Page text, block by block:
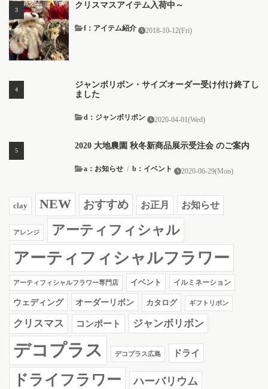
クリスマスアイテム入荷中～
2018-10-12(Fri)
f：アイテム紹介
ジャンボリボン・サイズオーダー受け付け終了し
ました
2020-04-01(Wed)
d：ジャンボリボン
2020 大地農園 秋冬新商品展示受注会 のご案内
2020-06-29(Mon)
a：お知らせ / b：イベント
clay NEW おすすめ お正月 お知らせ
アレンジ アーティフィシャル
アーティフィシャルフラワー
アーティフィシャルフラワー専門店 イベント イルミネーション
ウェディング オーダーリボン カタログ ギフトリボン
クリスマス コンポート ジャンボリボン
デコプラス デコプラス広島 ドライ
ドライフラワー ハーバリウム